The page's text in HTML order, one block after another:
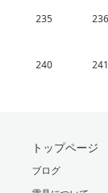
235 236
240 241
トップページ
ブログ